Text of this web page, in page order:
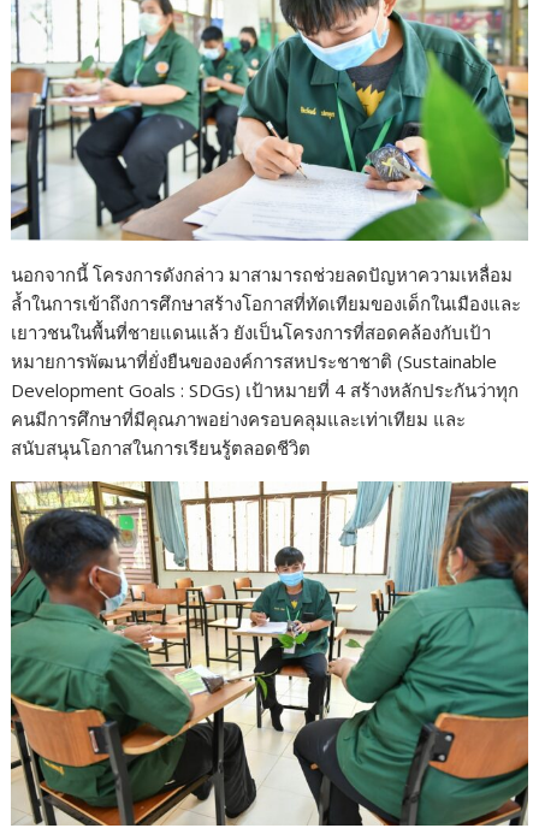
นอกจากนี้ โครงการดังกล่าว มาสามารถช่วยลดปัญหาความเหลื่อม
ล้ำในการเข้าถึงการศึกษาสร้างโอกาสที่ทัดเทียมของเด็กในเมืองและ
เยาวชนในพื้นที่ชายแดนแล้ว ยังเป็นโครงการที่สอดคล้องกับเป้า
หมายการพัฒนาที่ยั่งยืนขององค์การสหประชาชาติ (Sustainable
Development Goals : SDGs) เป้าหมายที่ 4 สร้างหลักประกันว่าทุก
คนมีการศึกษาที่มีคุณภาพอย่างครอบคลุมและเท่าเทียม และ
สนับสนุนโอกาสในการเรียนรู้ตลอดชีวิต